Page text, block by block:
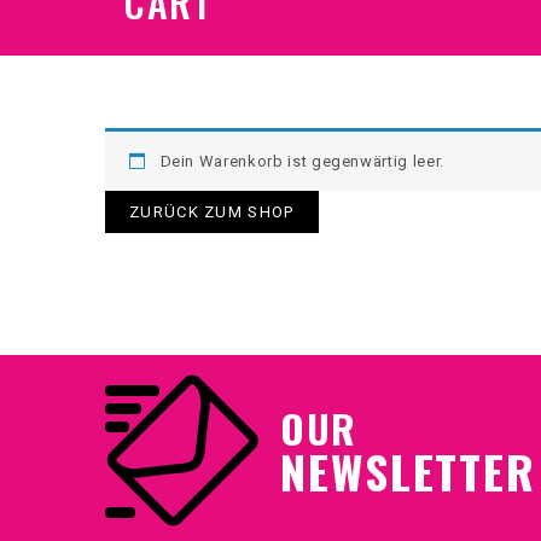
Dein Warenkorb ist gegenwärtig leer.
ZURÜCK ZUM SHOP
OUR
NEWSLETTER